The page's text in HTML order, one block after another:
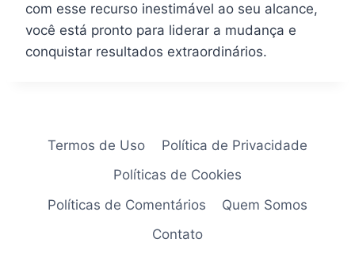
com esse recurso inestimável ao seu alcance,
você está pronto para liderar a mudança e
conquistar resultados extraordinários.
Termos de Uso
Política de Privacidade
Políticas de Cookies
Políticas de Comentários
Quem Somos
Contato